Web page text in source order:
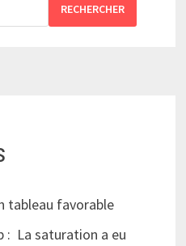
RECHERCHER
tableau favorable
: La saturation a eu